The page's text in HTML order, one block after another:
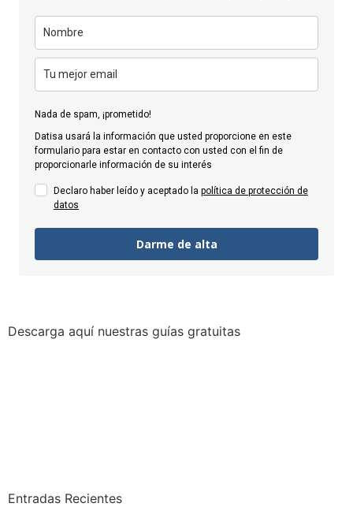
Nada de spam, ¡prometido!
Datisa usará la información que usted proporcione en este
formulario para estar en contacto con usted con el fin de
proporcionarle información de su interés
Declaro haber leído y aceptado la política de protección de
datos
Darme de alta
Descarga aquí nuestras guías gratuitas
Entradas Recientes